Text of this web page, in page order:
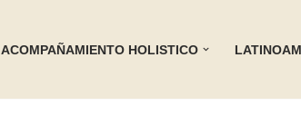
ACOMPAÑAMIENTO HOLISTICO